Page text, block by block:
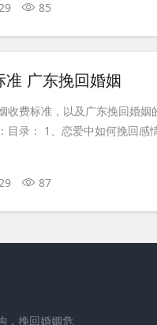
85
准 广东挽回婚姻
收费标准，以及广东挽回婚
目录： 1、恋爱中如何挽回感
87
，挽回婚姻危